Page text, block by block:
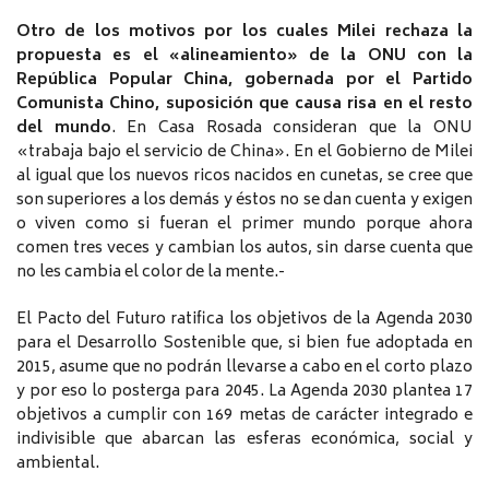
Otro de los motivos por los cuales Milei rechaza la
propuesta es el «alineamiento» de la ONU con la
República Popular China, gobernada por el Partido
Comunista Chino, suposición que causa risa en el resto
del mundo. En Casa Rosada consideran que la ONU
«trabaja bajo el servicio de China». En el Gobierno de Milei
al igual que los nuevos ricos nacidos en cunetas, se cree que
son superiores a los demás y éstos no se dan cuenta y exigen
o viven como si fueran el primer mundo porque ahora
comen tres veces y cambian los autos, sin darse cuenta que
no les cambia el color de la mente.-
El Pacto del Futuro ratifica los objetivos de la Agenda 2030
para el Desarrollo Sostenible que, si bien fue adoptada en
2015, asume que no podrán llevarse a cabo en el corto plazo
y por eso lo posterga para 2045. La Agenda 2030 plantea 17
objetivos a cumplir con 169 metas de carácter integrado e
indivisible que abarcan las esferas económica, social y
ambiental.